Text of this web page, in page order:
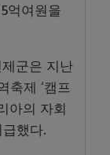
억여원을
군은 지난
축제 ‘캠프
아의 자회
했다.